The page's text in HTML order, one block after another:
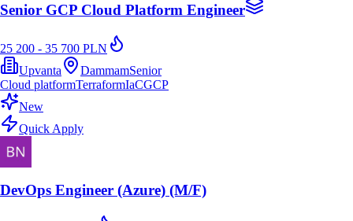
Senior GCP Cloud Platform Engineer
25 200 - 35 700 PLN
Upvanta
DammamSenior
Cloud platformTerraformIaCGCP
New
Quick Apply
DevOps Engineer (Azure) (M/F)